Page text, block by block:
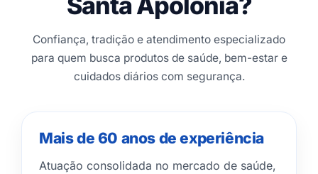
Confiança, tradição e atendimento especializado
para quem busca produtos de saúde, bem-estar e
cuidados diários com segurança.
Mais de 60 anos de experiência
Atuação consolidada no mercado de saúde,